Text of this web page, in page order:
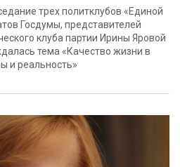
трех политклубов «Единой
Госдумы, представителей
клуба партии Ирины Яровой
тема «Качество жизни в
и реальность»